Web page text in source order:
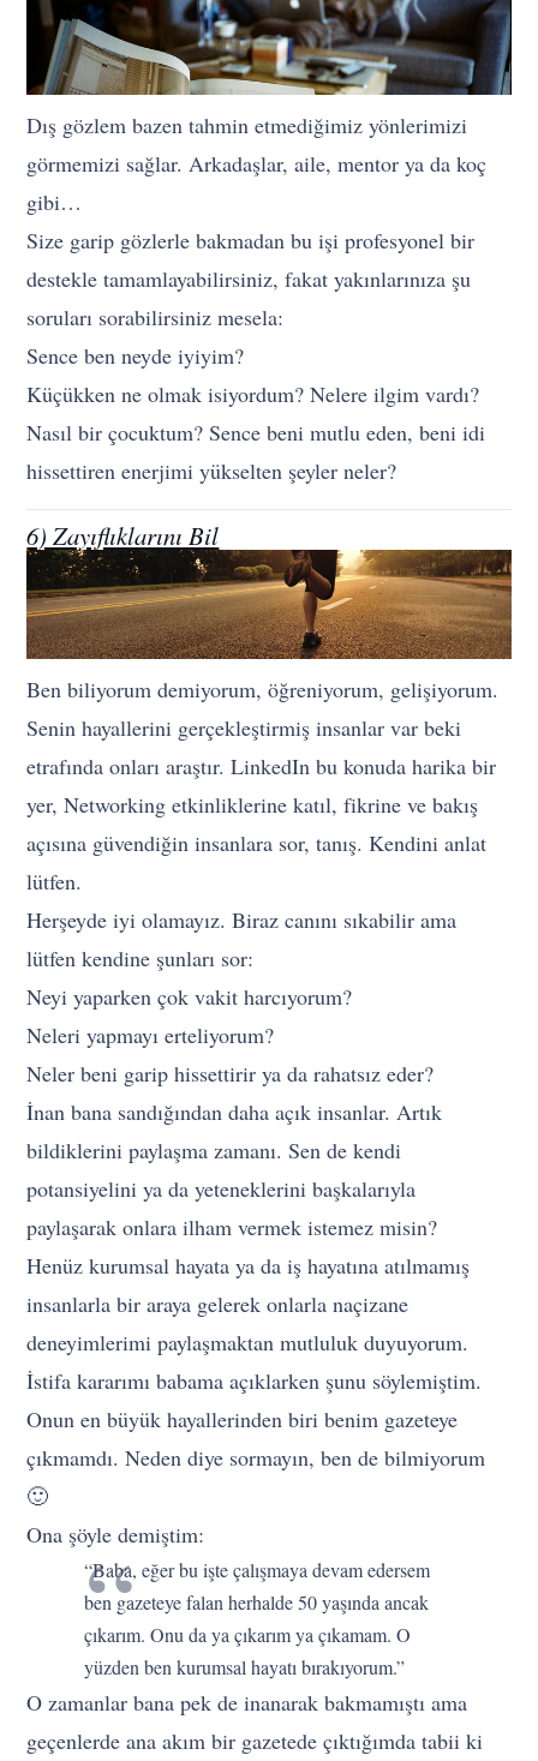
Dış gözlem bazen tahmin etmediğimiz yönlerimizi
görmemizi sağlar. Arkadaşlar, aile, mentor ya da koç
gibi…
Size garip gözlerle bakmadan bu işi profesyonel bir
destekle tamamlayabilirsiniz, fakat yakınlarınıza şu
soruları sorabilirsiniz mesela:
Sence ben neyde iyiyim?
Küçükken ne olmak isiyordum? Nelere ilgim vardı?
Nasıl bir çocuktum? Sence beni mutlu eden, beni idi
hissettiren enerjimi yükselten şeyler neler?
6) Zayıflıklarını Bil
Ben biliyorum demiyorum, öğreniyorum, gelişiyorum.
Senin hayallerini gerçekleştirmiş insanlar var beki
etrafında onları araştır. LinkedIn bu konuda harika bir
yer, Networking etkinliklerine katıl, fikrine ve bakış
açısına güvendiğin insanlara sor, tanış. Kendini anlat
lütfen.
Herşeyde iyi olamayız. Biraz canını sıkabilir ama
lütfen kendine şunları sor:
Neyi yaparken çok vakit harcıyorum?
Neleri yapmayı erteliyorum?
Neler beni garip hissettirir ya da rahatsız eder?
İnan bana sandığından daha açık insanlar. Artık
bildiklerini paylaşma zamanı. Sen de kendi
potansiyelini ya da yeteneklerini başkalarıyla
paylaşarak onlara ilham vermek istemez misin?
Henüz kurumsal hayata ya da iş hayatına atılmamış
insanlarla bir araya gelerek onlarla naçizane
deneyimlerimi paylaşmaktan mutluluk duyuyorum.
İstifa kararımı babama açıklarken şunu söylemiştim.
Onun en büyük hayallerinden biri benim gazeteye
çıkmamdı. Neden diye sormayın, ben de bilmiyorum
🙂
Ona şöyle demiştim:
“Baba, eğer bu işte çalışmaya devam edersem
ben gazeteye falan herhalde 50 yaşında ancak
çıkarım. Onu da ya çıkarım ya çıkamam. O
yüzden ben kurumsal hayatı bırakıyorum.”
O zamanlar bana pek de inanarak bakmamıştı ama
geçenlerde ana akım bir gazetede çıktığımda tabii ki